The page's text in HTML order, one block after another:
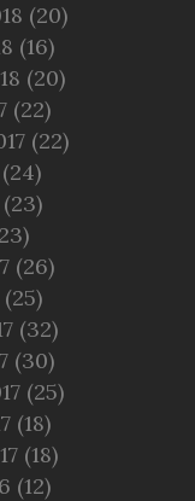
(20)
(16)
(20)
(22)
(22)
(24)
(23)
(26)
(25)
(32)
(30)
(25)
(18)
(18)
(12)